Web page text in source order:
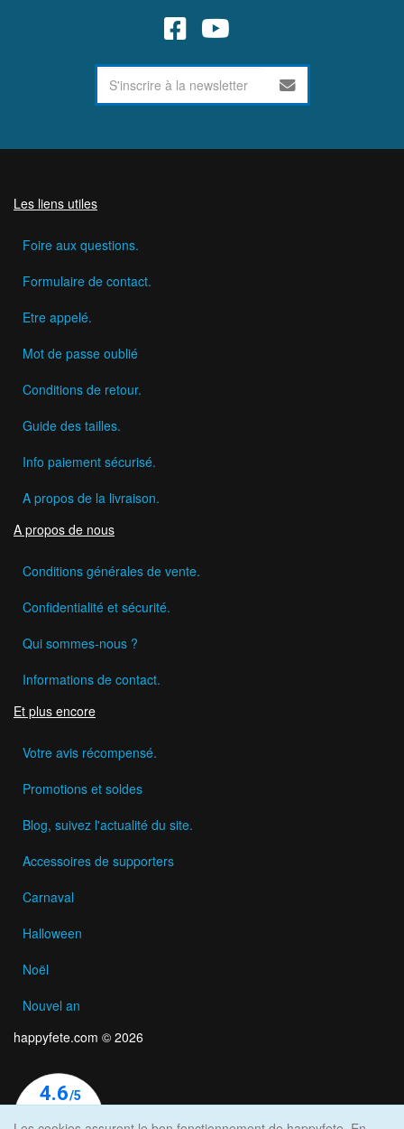
Les liens utiles
Foire aux questions.
Formulaire de contact.
Etre appelé.
Mot de passe oublié
Conditions de retour.
Guide des tailles.
Info paiement sécurisé.
A propos de la livraison.
A propos de nous
Conditions générales de vente.
Confidentialité et sécurité.
Qui sommes-nous ?
Informations de contact.
Et plus encore
Votre avis récompensé.
Promotions et soldes
Blog, suivez l'actualité du site.
Accessoires de supporters
Carnaval
Halloween
Noël
Nouvel an
happyfete.com © 2026